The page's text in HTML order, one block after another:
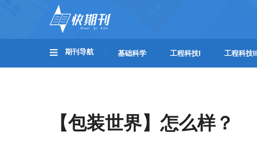
期刊导航 基础科学 工程科技I 工程科技II
【包装世界】怎么样？